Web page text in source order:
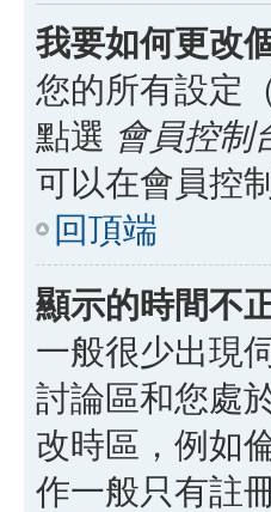
我要如何更改
您的所有設定
點選 會員控制
可以在會員控
回頂端
顯示的時間不
一般很少出現
討論區和您處
改時區，例如
作一般只有註